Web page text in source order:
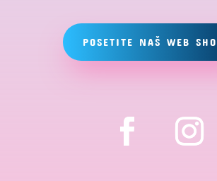
POSETITE NAŠ WEB